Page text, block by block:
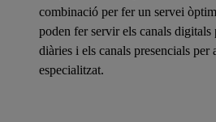
combinació per fer un servei
poden fer servir els canals digitals
diàries i els canals presencials per
especialitzat.